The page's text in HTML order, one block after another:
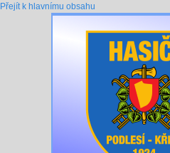
Přejít k hlavnímu obsahu